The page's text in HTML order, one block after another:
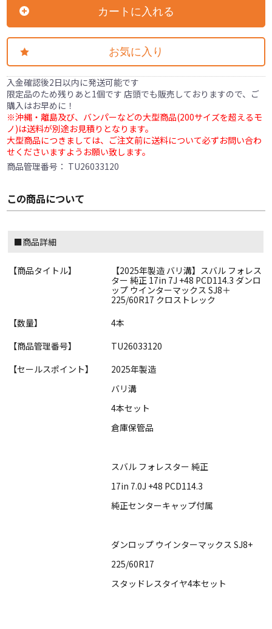
カートに入れる
お気に入り
入金確認後2日以内に発送可能です
限定品のため残りあと1個です 店頭でも販売しておりますので、ご
購入はお早めに！
※沖縄・離島及び、バンパーなどの大型商品(200サイズを超えるモ
ノ)は送料が別途お見積りとなります。
大型商品につきましては、ご注文前に送料について必ずお問い合わ
せくださいますようお願い致します。
商品管理番号： TU26033120
この商品について
■商品詳細
【商品タイトル】
【2025年製造 バリ溝】スバル フォレス
ター 純正 17in 7J +48 PCD114.3 ダンロ
ップ ウインターマックス SJ8＋
225/60R17 クロストレック
【数量】
4本
【商品管理番号】
TU26033120
【セールスポイント】
2025年製造
バリ溝
4本セット
倉庫保管品
スバル フォレスター 純正
17in 7.0J +48 PCD114.3
純正センターキャップ付属
ダンロップ ウインターマックス SJ8+
225/60R17
スタッドレスタイヤ4本セット